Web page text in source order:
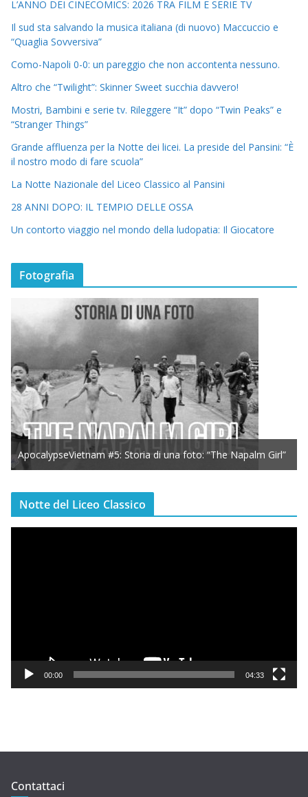
L’ANNO DEI CINECOMICS: 2026 TRA FILM E SERIE TV
Il sud sta salvando la musica italiana (di nuovo) Maccuccio e
“Quaglia Sovversiva”
Como-Napoli 0-0: un pareggio che non accontenta nessuno.
Altro che “Twilight”: Skinner Sweet succhia davvero!
Mostri, Bambini e serie tv. Rileggere “It” dopo “Twin Peaks” e
“Stranger Things”
Grande affluenza per la Notte dei licei. La preside del Pansini: “È
il nostro modo di fare scuola”
La Notte Nazionale del Liceo Classico al Pansini
28 ANNI DOPO: IL TEMPIO DELLE OSSA
Un contorto viaggio nel mondo della ludopatia: Il Giocatore
Fotografia
ApocalypseVietnam #5: Storia di una foto: “The Napalm Girl”
Notte del Liceo Classico
e
00:00 04:33
Contattaci